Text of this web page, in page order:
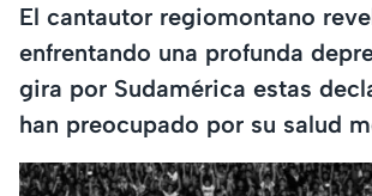
El cantautor regiomontano
enfrentando una profunda
gira por Sudamérica estas
han preocupado por su salud